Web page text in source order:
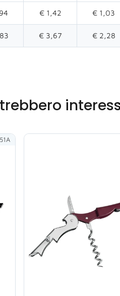
€ 1,42 € 1,03
€ 3,67 € 2,28